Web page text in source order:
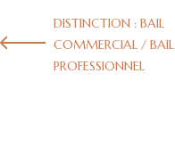
DISTINCTION : BAIL
COMMERCIAL / BAIL
PROFESSIONNEL